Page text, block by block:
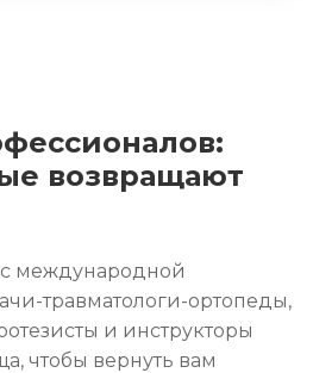
возвращают
международной
травматологи-ортопеды,
и инструкторы
чтобы вернуть вам